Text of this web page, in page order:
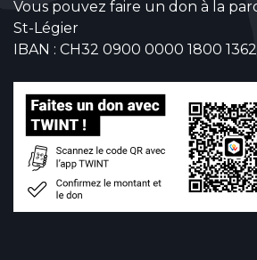
Vous pouvez faire un don à la
St-Légier
IBAN : CH32 0900 0000 1800